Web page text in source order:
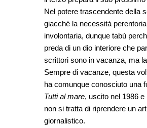
Nel potere trascendente della
giacché la necessità
involontaria, dunque tabù
preda di un dio interiore che
scrittori sono in vacanza, ma
Sempre di vacanze, questa
ha comunque conosciuto una
Tutti al mare, uscito nel 1986
non si tratta di riprendere un
giornalistico.